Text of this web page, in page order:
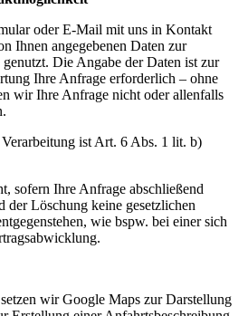
oder E-Mail mit uns in Kontakt
Ihnen angegebenen Daten zur
Die Angabe der Daten ist zur
Ihre Anfrage erforderlich – ohne
wir Ihre Anfrage nicht oder allenfalls
ist Art. 6 Abs. 1 lit. b)
sofern Ihre Anfrage abschließend
der Löschung keine gesetzlichen
wie bspw. bei einer sich
wir Google Maps zur Darstellung